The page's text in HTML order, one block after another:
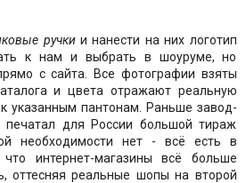
ручкии нанести на них логотип
к нам и выбрать в шоуруме, но
с сайта. Все фотографии взяты
и цвета отражают реальную
к указанным пантонам. Раньше завод-
печатал для России большой тираж
необходимости нет - всё есть в
что интернет-магазины всё больше
оттесняя реальные шопы на второй